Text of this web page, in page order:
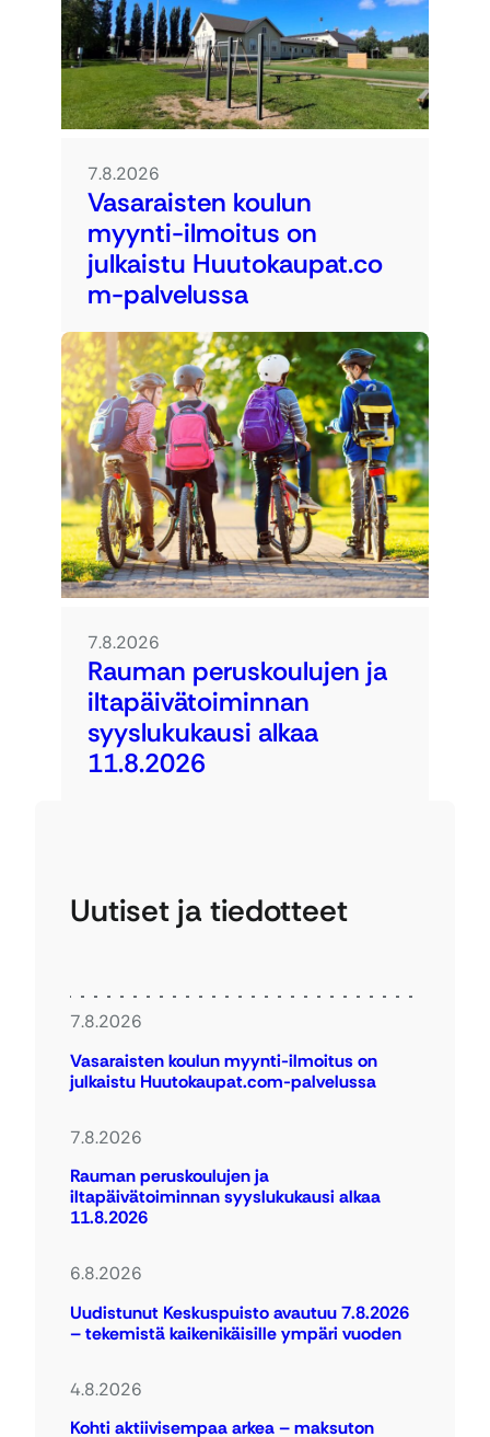
7.8.2026
Vasaraisten koulun
myynti-ilmoitus on
julkaistu Huutokaupat.co
m-palvelussa
7.8.2026
Rauman peruskoulujen ja
iltapäivätoiminnan
syyslukukausi alkaa
11.8.2026
Uutiset ja tiedotteet
7.8.2026
Vasaraisten koulun myynti-ilmoitus on
julkaistu Huutokaupat.com-palvelussa
7.8.2026
Rauman peruskoulujen ja
iltapäivätoiminnan syyslukukausi alkaa
11.8.2026
6.8.2026
Uudistunut Keskuspuisto avautuu 7.8.2026
– tekemistä kaikenikäisille ympäri vuoden
4.8.2026
Kohti aktiivisempaa arkea – maksuton